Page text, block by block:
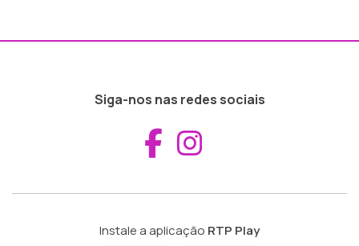
Siga-nos nas redes sociais
Aceder ao
Instale a aplicação RTP Play